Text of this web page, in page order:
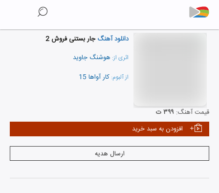
دانلود آهنگجار بستنی فروش 2
اثری از: هوشنگ جاوید
از آلبوم: کار آواها 15
قیمت آهنگ: ۳۹۹ ت
افزودن به سبد خرید
ارسال هدیه